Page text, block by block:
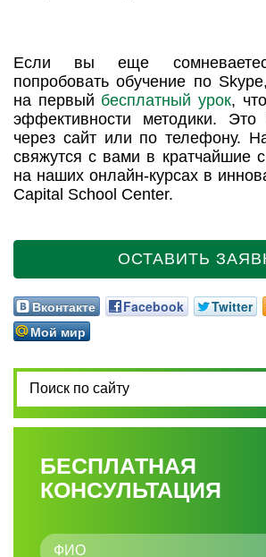
Если вы еще
попробовать обучение по
на первый бесплатный урок,
эффективности методики.
через сайт или по телефону.
свяжутся с вами в кратчайшие
на наших онлайн-курсах в
Capital School Center.
ОСТАВИТЬ
Вконтакте Facebook Twitter
Мой мир
БЕСПЛАТНАЯ
КОНСУЛЬТАЦИЯ